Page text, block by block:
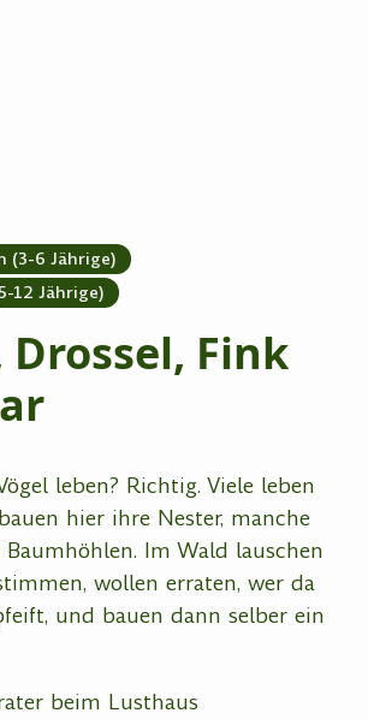
(3-6 Jährige)
12 Jährige)
Drossel, Fink
leben? Richtig. Viele leben
hier ihre Nester, manche
Im Wald lauschen
wollen erraten, wer da
und bauen dann selber ein
beim Lusthaus